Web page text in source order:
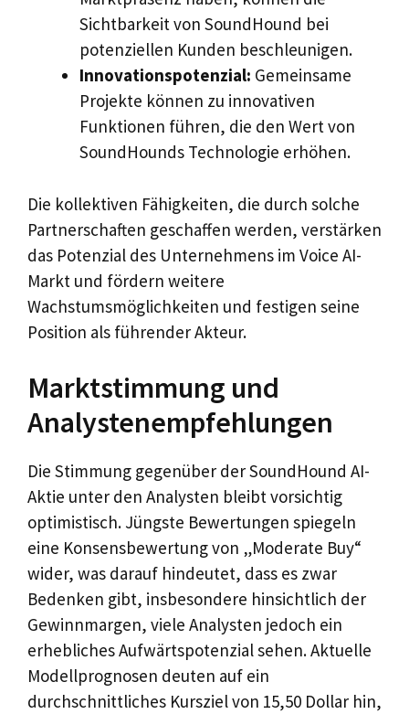
Sichtbarkeit von SoundHound bei
potenziellen Kunden beschleunigen.
Innovationspotenzial: Gemeinsame
Projekte können zu innovativen
Funktionen führen, die den Wert von
SoundHounds Technologie erhöhen.
Die kollektiven Fähigkeiten, die durch solche
Partnerschaften geschaffen werden, verstärken
das Potenzial des Unternehmens im Voice AI-
Markt und fördern weitere
Wachstumsmöglichkeiten und festigen seine
Position als führender Akteur.
Marktstimmung und
Analystenempfehlungen
Die Stimmung gegenüber der SoundHound AI-
Aktie unter den Analysten bleibt vorsichtig
optimistisch. Jüngste Bewertungen spiegeln
eine Konsensbewertung von „Moderate Buy“
wider, was darauf hindeutet, dass es zwar
Bedenken gibt, insbesondere hinsichtlich der
Gewinnmargen, viele Analysten jedoch ein
erhebliches Aufwärtspotenzial sehen. Aktuelle
Modellprognosen deuten auf ein
durchschnittliches Kursziel von 15,50 Dollar hin,